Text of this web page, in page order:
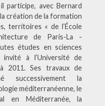
participe, avec Bernard
création de la formation
territoires « de l’École
de Paris-La -
études en sciences
à l’Université de
2011. Ses travaux de
successivement la
méditerranéenne, le
en Méditerranée, la